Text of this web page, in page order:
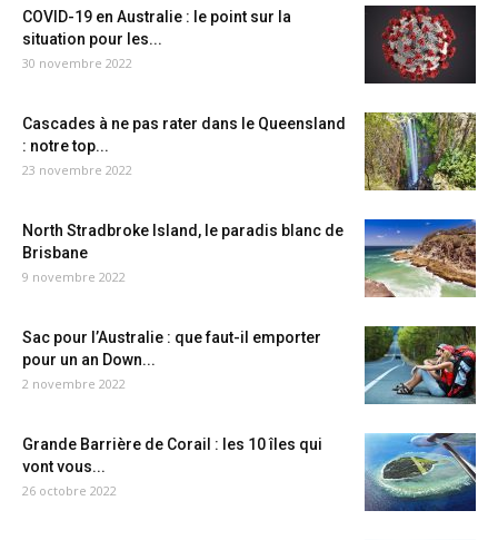
COVID-19 en Australie : le point sur la
situation pour les...
30 novembre 2022
Cascades à ne pas rater dans le Queensland
: notre top...
23 novembre 2022
North Stradbroke Island, le paradis blanc de
Brisbane
9 novembre 2022
Sac pour l’Australie : que faut-il emporter
pour un an Down...
2 novembre 2022
Grande Barrière de Corail : les 10 îles qui
vont vous...
26 octobre 2022